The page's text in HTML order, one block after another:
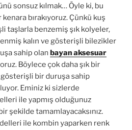
sonsuz kılmak… Öyle ki, bu
kenara bırakıyoruz. Çünkü kuş
taşlarla benzemiş şık kolyeler,
kalın ve gösterişli bilezikler
sahip olan bayan aksesuar
Böylece çok daha şık bir
gösterişli bir duruşa sahip
Eminiz ki sizlerde
ile yapmış olduğunuz
şekilde tamamlayacaksınız.
ile kombin yaparken renk